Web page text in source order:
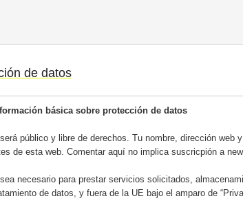
de datos
básica sobre protección de datos
público y libre de derechos. Tu nombre, dirección web
de esta web. Comentar aquí no implica suscricpión a
necesario para prestar servicios solicitados,
de datos, y fuera de la UE bajo el amparo de